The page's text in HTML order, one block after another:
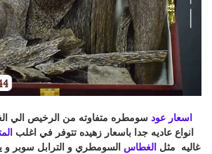
اسعار عود سومطره متفاوته من الرخيص الي
انواع عاديه جدا باسعار زهيده تتوفر في اغلب
غاليه مثل الغطاس السومطري و الترابل سوبر و